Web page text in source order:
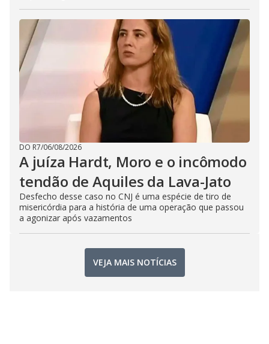
DO R7/06/08/2026
A juíza Hardt, Moro e o incômodo
tendão de Aquiles da Lava-Jato
Desfecho desse caso no CNJ é uma espécie de tiro de
misericórdia para a história de uma operação que passou
a agonizar após vazamentos
VEJA MAIS NOTÍCIAS